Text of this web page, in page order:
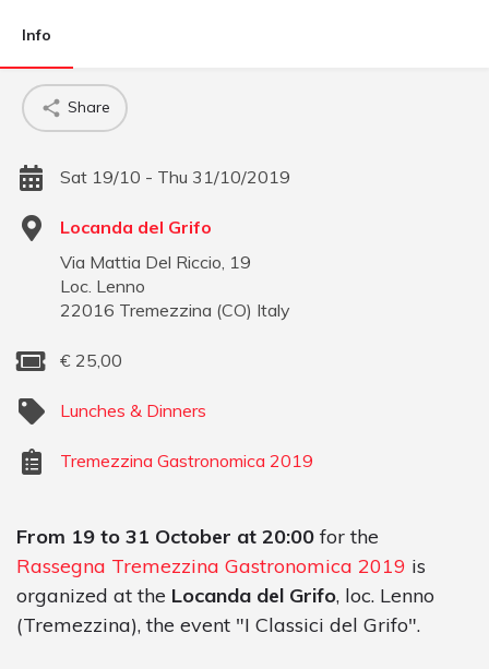
Info
Share
Sat 19/10 - Thu 31/10/2019
Locanda del Grifo
Via Mattia Del Riccio, 19
Loc. Lenno
22016 Tremezzina (CO) Italy
€ 25,00
Lunches & Dinners
Tremezzina Gastronomica 2019
From 19 to 31 October at 20:00 for the
Rassegna Tremezzina Gastronomica 2019 is
organized at the Locanda del Grifo, loc. Lenno
(Tremezzina), the event "I Classici del Grifo".